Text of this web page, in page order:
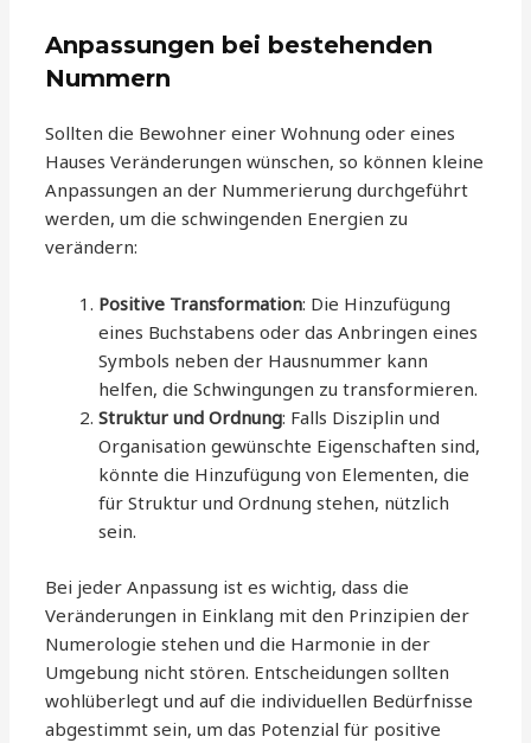
Anpassungen bei bestehenden
Nummern
Sollten die Bewohner einer Wohnung oder eines
Hauses Veränderungen wünschen, so können kleine
Anpassungen an der Nummerierung durchgeführt
werden, um die schwingenden Energien zu
verändern:
Positive Transformation: Die Hinzufügung
eines Buchstabens oder das Anbringen eines
Symbols neben der Hausnummer kann
helfen, die Schwingungen zu transformieren.
Struktur und Ordnung: Falls Disziplin und
Organisation gewünschte Eigenschaften sind,
könnte die Hinzufügung von Elementen, die
für Struktur und Ordnung stehen, nützlich
sein.
Bei jeder Anpassung ist es wichtig, dass die
Veränderungen in Einklang mit den Prinzipien der
Numerologie stehen und die Harmonie in der
Umgebung nicht stören. Entscheidungen sollten
wohlüberlegt und auf die individuellen Bedürfnisse
abgestimmt sein, um das Potenzial für positive